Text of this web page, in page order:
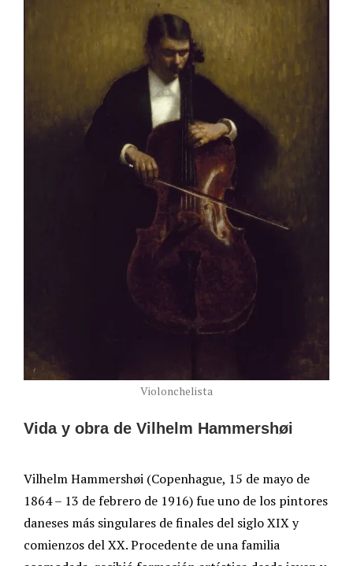
Violonchelista
Vida y obra de Vilhelm Hammershøi
Vilhelm Hammershøi (Copenhague, 15 de mayo de
1864 – 13 de febrero de 1916) fue uno de los pintores
daneses más singulares de finales del siglo XIX y
comienzos del XX. Procedente de una familia